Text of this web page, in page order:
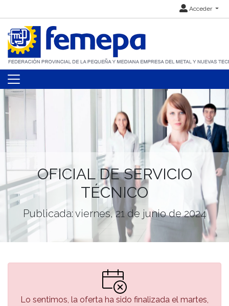
Acceder
OFICIAL DE SERVICIO
TÉCNICO
Publicada: viernes, 21 de junio de 2024
Lo sentimos, la oferta ha sido finalizada el martes,